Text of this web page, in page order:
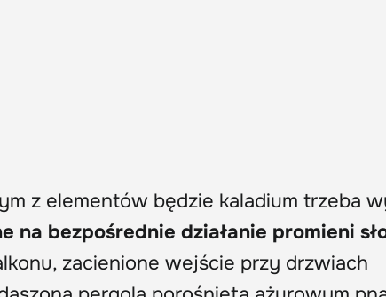
z elementów będzie kaladium trzeba
na bezpośrednie działanie promieni
zacienione wejście przy drzwiach